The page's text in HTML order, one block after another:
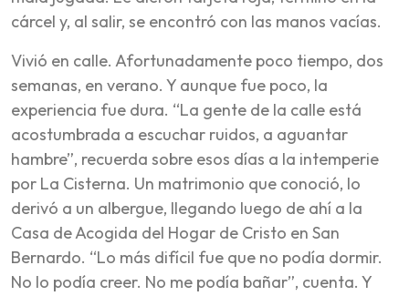
cárcel y, al salir, se encontró con las manos vacías.
Vivió en calle. Afortunadamente poco tiempo, dos
semanas, en verano. Y aunque fue poco, la
experiencia fue dura. “La gente de la calle está
acostumbrada a escuchar ruidos, a aguantar
hambre”, recuerda sobre esos días a la intemperie
por La Cisterna. Un matrimonio que conoció, lo
derivó a un albergue, llegando luego de ahí a la
Casa de Acogida del Hogar de Cristo en San
Bernardo. “Lo más difícil fue que no podía dormir.
No lo podía creer. No me podía bañar”, cuenta. Y